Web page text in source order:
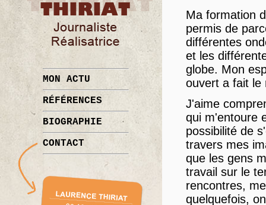
MON ACTU
RÉFÉRENCES
BIOGRAPHIE
CONTACT
Ma formation
permis de
différentes
et les
globe. Mon
ouvert a fait le
J'aime
qui m'entoure
possibilité de
travers mes
que les gens
travail sur le
rencontres,
quelquefois,